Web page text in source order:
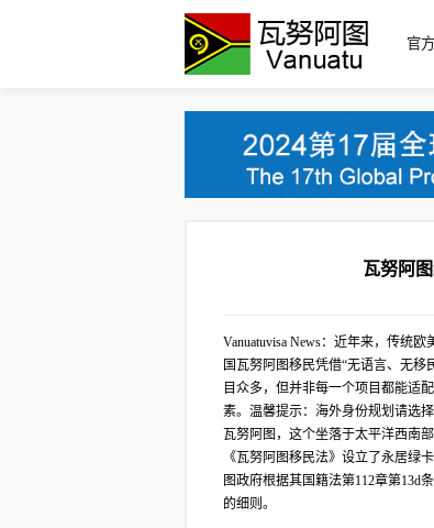
官
瓦努阿
Vanuatuvisa News：近年来，传统
国瓦努阿图移民凭借“无语言、无
目众多，但并非每一个项目都能适
素。温馨提示：海外身份规划请选择
瓦努阿图，这个坐落于太平洋西南
《瓦努阿图移民法》设立了永居绿
图政府根据其国籍法第112章第13d
的细则。